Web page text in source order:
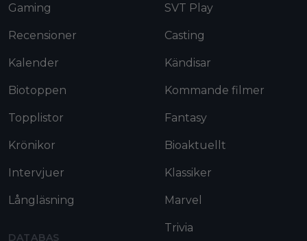
Gaming
Recensioner
Kalender
Biotoppen
Topplistor
Krönikor
Intervjuer
Långläsning
DATABAS
SVT Play
Casting
Kändisar
Kommande filmer
Fantasy
Bioaktuellt
Klassiker
Marvel
Trivia